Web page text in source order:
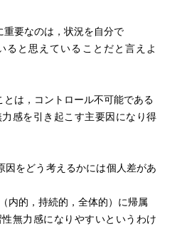
要なのは，状況を自分で
と思えていることだと言えよ
は，コントロール不可能である
感を引き起こす主要因になり得
因をどう考えるかには個人差があ
内的，持続的，全体的）に帰属
無力感になりやすいというわけ